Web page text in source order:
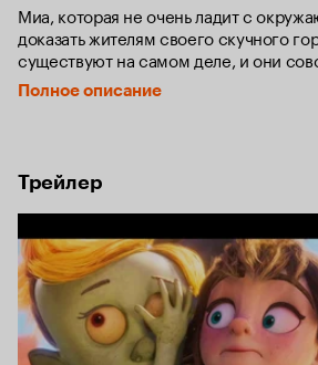
Миа, которая не очень ладит с
доказать жителям своего скучного
существуют на самом деле, и они
опасные, как рассказывают в сказках.
ей представляется, когда она вместе
придется скрывать свою
она не найдет настоящих друзей и не
навсегда примирить монстров и
Полное описание
Трейлер